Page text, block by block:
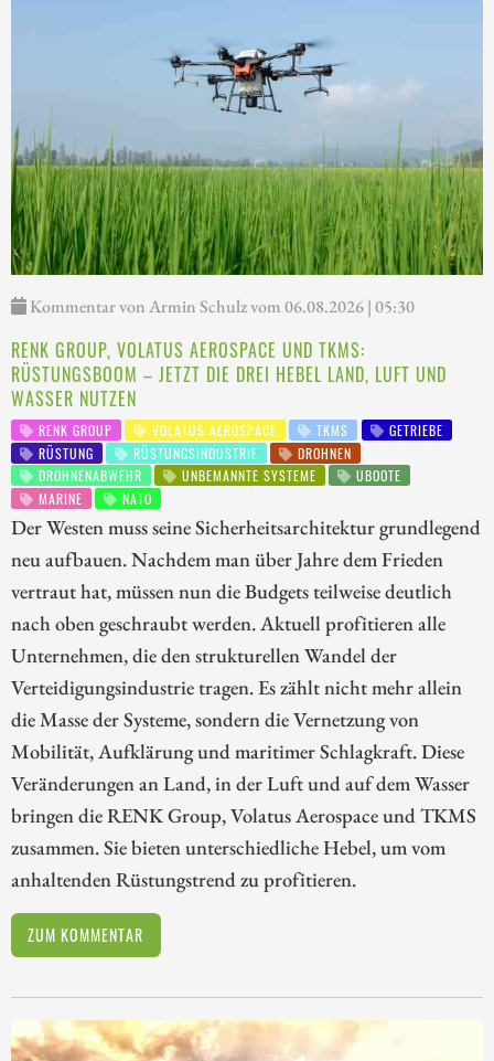
Kommentar von Armin Schulz vom 06.08.2026 | 05:30
RENK GROUP, VOLATUS AEROSPACE UND TKMS:
RÜSTUNGSBOOM – JETZT DIE DREI HEBEL LAND, LUFT UND
WASSER NUTZEN
RENK GROUP VOLATUS AEROSPACE TKMS
GETRIEBE
RÜSTUNG
RÜSTUNGSINDUSTRIE
DROHNEN
DROHNENABWEHR
UNBEMANNTE SYSTEME
UBOOTE
MARINE
NATO
Der Westen muss seine Sicherheitsarchitektur grundlegend
neu aufbauen. Nachdem man über Jahre dem Frieden
vertraut hat, müssen nun die Budgets teilweise deutlich
nach oben geschraubt werden. Aktuell profitieren alle
Unternehmen, die den strukturellen Wandel der
Verteidigungsindustrie tragen. Es zählt nicht mehr allein
die Masse der Systeme, sondern die Vernetzung von
Mobilität, Aufklärung und maritimer Schlagkraft. Diese
Veränderungen an Land, in der Luft und auf dem Wasser
bringen die RENK Group, Volatus Aerospace und TKMS
zusammen. Sie bieten unterschiedliche Hebel, um vom
anhaltenden Rüstungstrend zu profitieren.
ZUM KOMMENTAR